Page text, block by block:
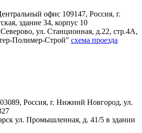
офис 109147, Россия, г.
здание 34, корпус 10
ул. Станционная, д.22, стр.4А,
Полимер-Строй" схема проезда
Россия, г. Нижний Новгород, ул.
ул. Промышленная, д. 41/5 в здании